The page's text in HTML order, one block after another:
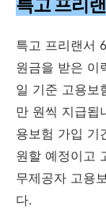
특고 프리
특고 프리랜서
원금을 받은 이
일 기준 고용보
만 원씩 지급됩
용보험 가입 기
원할 예정이고
무제공자 고용
다.